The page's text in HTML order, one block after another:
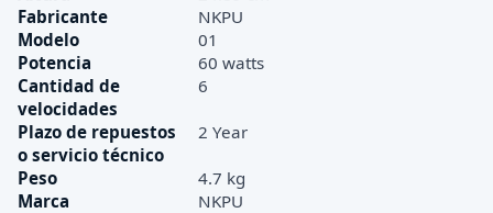
Fabricante
NKPU
Modelo
01
Potencia
60 watts
Cantidad de
velocidades
6
Plazo de repuestos
o servicio técnico
2 Year
Peso
4.7 kg
Marca
NKPU